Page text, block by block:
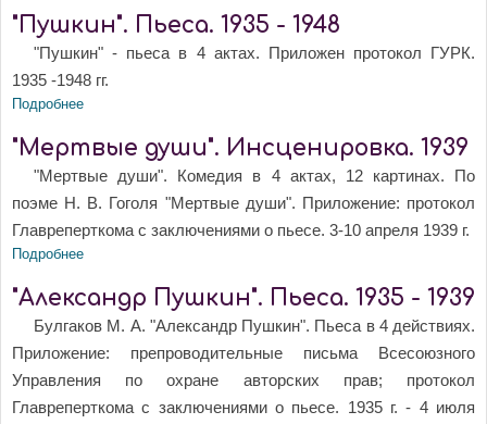
"Пушкин". Пьеса. 1935 - 1948
"Пушкин" - пьеса в 4 актах. Приложен протокол ГУРК.
1935 -1948 гг.
Подробнее
"Мертвые души". Инсценировка. 1939
"Мертвые души". Комедия в 4 актах, 12 картинах. По
поэме Н. В. Гоголя "Мертвые души". Приложение: протокол
Главреперткома с заключениями о пьесе. 3-10 апреля 1939 г.
Подробнее
"Александр Пушкин". Пьеса. 1935 - 1939
Булгаков М. А. "Александр Пушкин". Пьеса в 4 действиях.
Приложение: препроводительные письма Всесоюзного
Управления по охране авторских прав; протокол
Главреперткома с заключениями о пьесе. 1935 г. - 4 июля